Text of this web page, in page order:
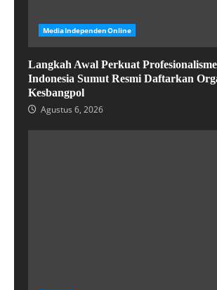
MediaIndependenOnline
Langkah Awal Perkuat
Indonesia Sumut Resmi Daftarkan
Kesbangpol
Agustus 6, 2026